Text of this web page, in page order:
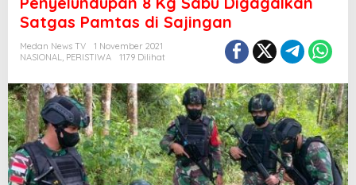
Satgas Pamtas di Sajingan
Medan News TV
1 November 2021
NASIONAL, PERISTIWA 1179 Dilihat